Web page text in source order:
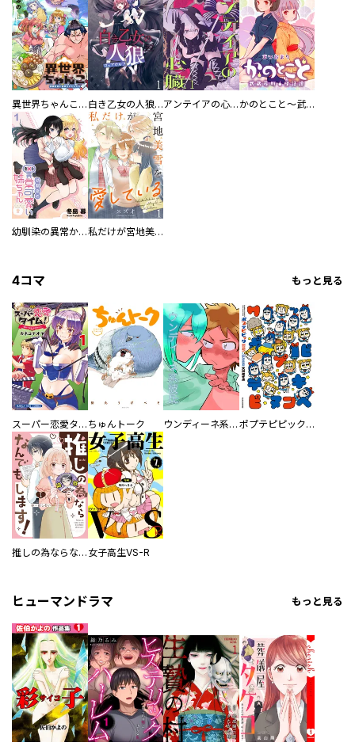
異世界ちゃんこ～横綱目前に召喚されたんだが～ 【連載版】 白き乙女の人狼（ウェアウルフ） 【連載版】 アンテイアの心臓 【連載版】 かのとこと～武蔵花町怪話譚～ 【連載版】
幼馴染の異常かわいい妹ちゃん 【連載版】 私だけが宮地美雪を愛している 【連載版】
4コマ もっと見る
スーパー恋愛タイム！～現場でドＳな彼女は自宅でデレる～ ちゅんトーク ウンディーネ系彼氏 ポプテピピック SEASON EIGHT
推しの為ならなんでもします！ 女子高生VS-R
ヒューマンドラマ もっと見る